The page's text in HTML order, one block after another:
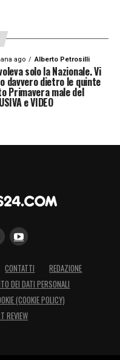
ago Alberto Petrosilli
solo la Nazionale. Vi
davvero dietro le quinte
Primavera male del
e VIDEO
CONTATTI
REDAZIONE
DEI DATI PERSONALI
(COOKIE POLICY)
REVIEW